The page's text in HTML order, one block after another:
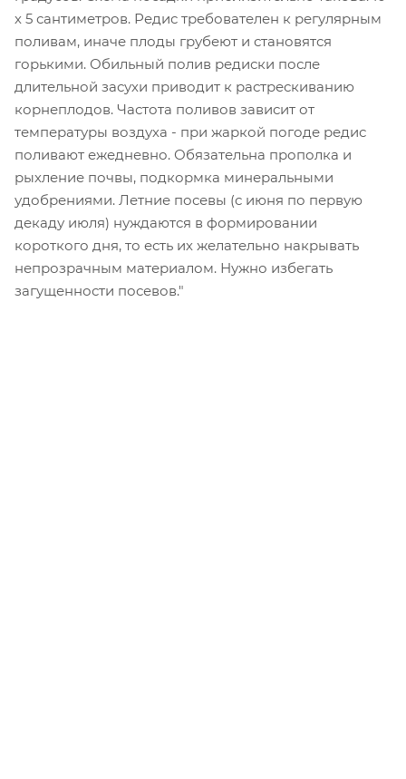
х 5 сантиметров. Редис требователен к регулярным
поливам, иначе плоды грубеют и становятся
горькими. Обильный полив редиски после
длительной засухи приводит к растрескиванию
корнеплодов. Частота поливов зависит от
температуры воздуха - при жаркой погоде редис
поливают ежедневно. Обязательна прополка и
рыхление почвы, подкормка минеральными
удобрениями. Летние посевы (с июня по первую
декаду июля) нуждаются в формировании
короткого дня, то есть их желательно накрывать
непрозрачным материалом. Нужно избегать
загущенности посевов."